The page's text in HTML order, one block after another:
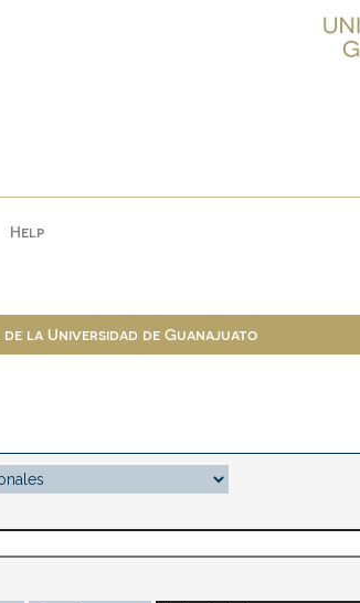
Help
la Universidad de Guanajuato